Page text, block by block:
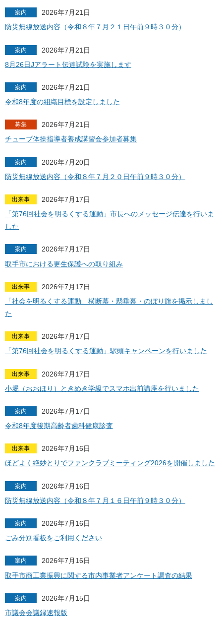
案内
2026年7月21日
防災無線放送内容（令和８年７月２１日午前９時３０分）
案内
2026年7月21日
8月26日Jアラート伝達試験を実施します
案内
2026年7月21日
令和8年度の組織目標を設定しました
募集
2026年7月21日
チューブ体操指導者養成講習会参加者募集
案内
2026年7月20日
防災無線放送内容（令和８年７月２０日午前９時３０分）
出来事
2026年7月17日
「第76回社会を明るくする運動」市長へのメッセージ伝達を行いま
した
案内
2026年7月17日
取手市における更生保護への取り組み
出来事
2026年7月17日
「社会を明るくする運動」横断幕・懸垂幕・のぼり旗を掲示しまし
た
出来事
2026年7月17日
「第76回社会を明るくする運動」駅頭キャンペーンを行いました
出来事
2026年7月17日
小堀（おおほり）ときめき学級でスマホ出前講座を行いました
案内
2026年7月17日
令和8年度後期高齢者歯科健康診査
出来事
2026年7月16日
ほどよく絶妙とりでファンクラブミーティング2026を開催しました
案内
2026年7月16日
防災無線放送内容（令和８年７月１６日午前９時３０分）
案内
2026年7月16日
ごみ分別看板をご利用ください
案内
2026年7月16日
取手市商工業振興に関する市内事業者アンケート調査の結果
案内
2026年7月15日
市議会会議録速報版